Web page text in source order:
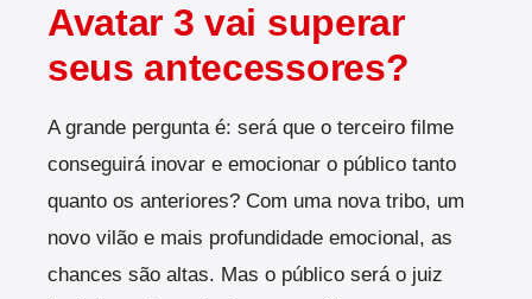
Avatar 3 vai superar
seus antecessores?
A grande pergunta é: será que o terceiro filme
conseguirá inovar e emocionar o público tanto
quanto os anteriores? Com uma nova tribo, um
novo vilão e mais profundidade emocional, as
chances são altas. Mas o público será o juiz